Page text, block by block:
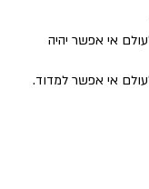
אי אפשר יהיה
אי אפשר למדוד.